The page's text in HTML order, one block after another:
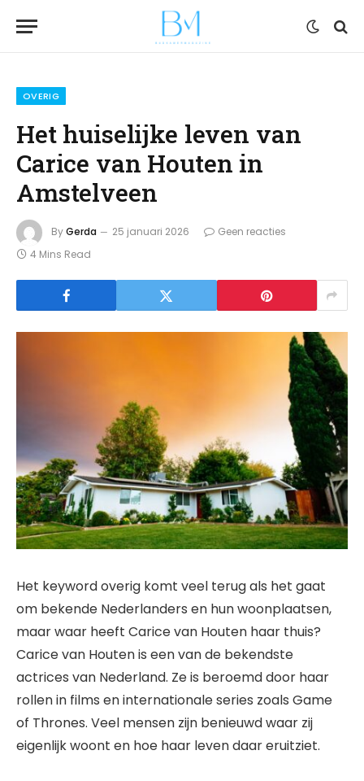
OVERIG
Het huiselijke leven van
Carice van Houten in
Amstelveen
ByGerda 25 januari 2026
Geen reacties
4 Mins Read
Het keyword overig komt veel terug als het gaat
om bekende Nederlanders en hun woonplaatsen,
maar waar heeft Carice van Houten haar thuis?
Carice van Houten is een van de bekendste
actrices van Nederland. Ze is beroemd door haar
rollen in films en internationale series zoals Game
of Thrones. Veel mensen zijn benieuwd waar zij
eigenlijk woont en hoe haar leven daar eruitziet.